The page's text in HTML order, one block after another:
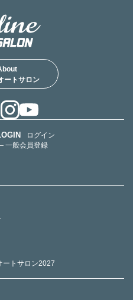
ートサロン
ログイン
一般会員登録
ートサロン2027